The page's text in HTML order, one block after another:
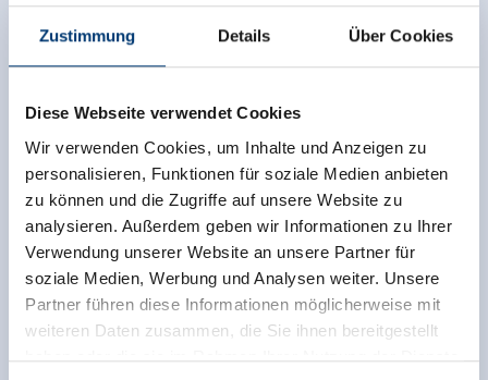
Zustimmung Details Über Cookies
Diese Webseite verwendet Cookies
Wir verwenden Cookies, um Inhalte und Anzeigen zu
personalisieren, Funktionen für soziale Medien anbieten
zu können und die Zugriffe auf unsere Website zu
analysieren. Außerdem geben wir Informationen zu Ihrer
Verwendung unserer Website an unsere Partner für
soziale Medien, Werbung und Analysen weiter. Unsere
Partner führen diese Informationen möglicherweise mit
weiteren Daten zusammen, die Sie ihnen bereitgestellt
haben oder die sie im Rahmen Ihrer Nutzung der Dienste
Neem contact op met
6280 Zell am Ziller
(0043) 5282 2386
(0043) 664 2457401
info@hoteluntermetzger.at
www.untermetzger.at
Terug naar het overzicht